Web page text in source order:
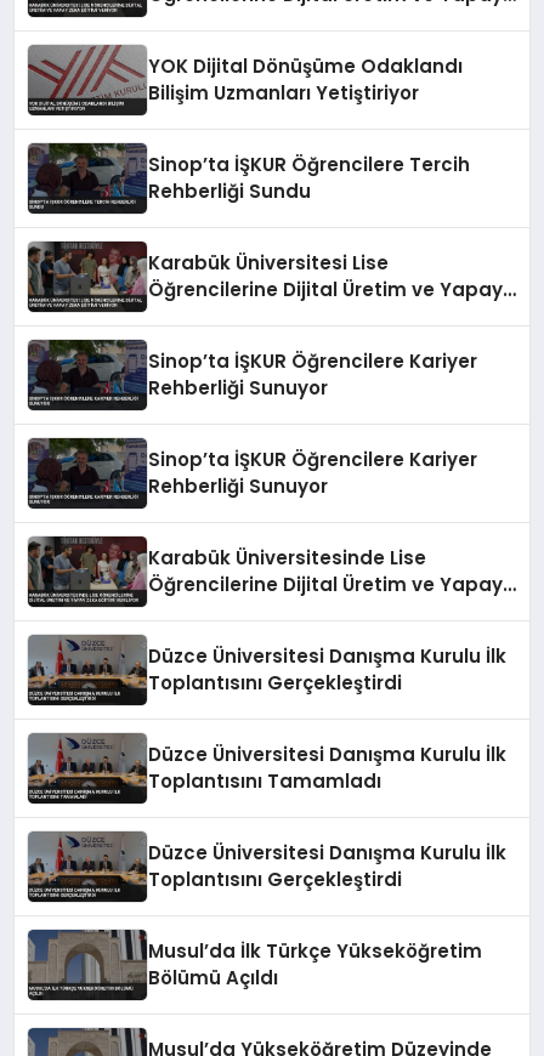
YOK Dijital Dönüşüme Odaklandı
Bilişim Uzmanları Yetiştiriyor
Sinop’ta İŞKUR Öğrencilere Tercih
Rehberliği Sundu
Karabük Üniversitesi Lise
Öğrencilerine Dijital Üretim ve Yapay
Sinop’ta İŞKUR Öğrencilere Kariyer
Rehberliği Sunuyor
Sinop’ta İŞKUR Öğrencilere Kariyer
Rehberliği Sunuyor
Karabük Üniversitesinde Lise
Öğrencilerine Dijital Üretim ve Yapay
Düzce Üniversitesi Danışma Kurulu İlk
Toplantısını Gerçekleştirdi
Düzce Üniversitesi Danışma Kurulu İlk
Toplantısını Tamamladı
Düzce Üniversitesi Danışma Kurulu İlk
Toplantısını Gerçekleştirdi
Musul’da İlk Türkçe Yükseköğretim
Bölümü Açıldı
Musul’da Yükseköğretim Düzeyinde